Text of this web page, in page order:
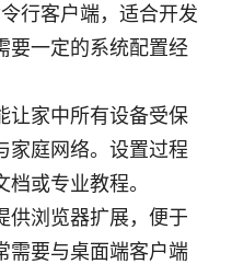
行客户端，适合开发
要一定的系统配置经
让家中所有设备受保
家庭网络。设置过程
或专业教程。
供浏览器扩展，便于
需要与桌面端客户端